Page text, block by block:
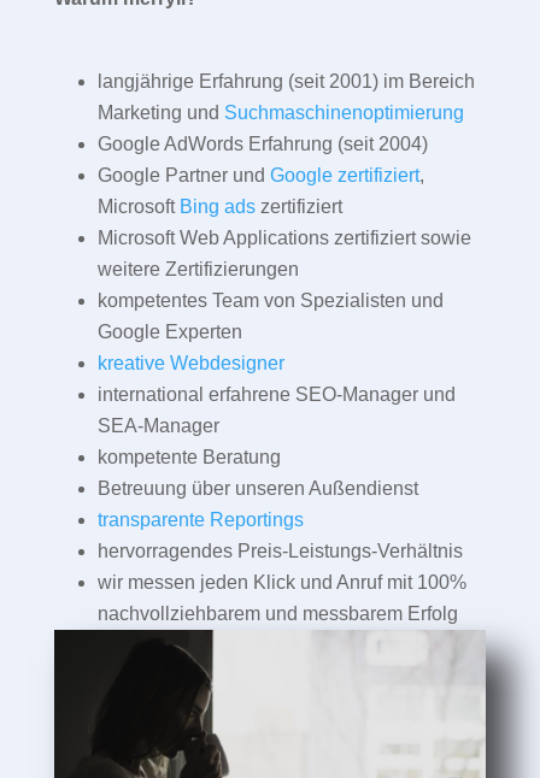
langjährige Erfahrung (seit 2001) im Bereich
Marketing und Suchmaschinenoptimierung
Google AdWords Erfahrung (seit 2004)
Google Partner und Google zertifiziert,
Microsoft Bing adszertifiziert
Microsoft Web Applications zertifiziert sowie
weitere Zertifizierungen
kompetentes Team von Spezialisten und
Google Experten
kreative Webdesigner
international erfahrene SEO-Manager und
SEA-Manager
kompetente Beratung
Betreuung über unseren Außendienst
transparente Reportings
hervorragendes Preis-Leistungs-Verhältnis
wir messen jeden Klick und Anruf mit 100%
nachvollziehbarem und messbarem Erfolg